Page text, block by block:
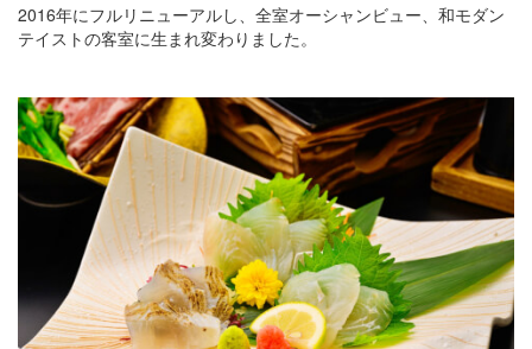
2016年にフルリニューアルし、全室オーシャンビュー、和モダン
テイストの客室に生まれ変わりました。